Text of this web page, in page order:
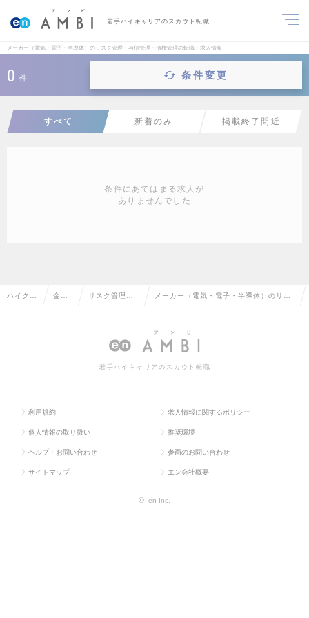
若手ハイキャリアのスカウト転職
メーカー（電気・電子・半導体）のリスク管理・与信管理・債権管理の転職・求人情報
0 件 条件変更
すべて 新着のみ 掲載終了間近
条件にあてはまる求人が
ありませんでした
ハイクラ 金融 リスク管理・ メーカー（電気・電子・半導体）のリス
人情報一覧
若手ハイキャリアのスカウト転職
利用規約 求人情報に関するポリシー
個人情報の取り扱い 推奨環境
ヘルプ・お問い合わせ 参画のお問い合わせ
サイトマップ エン会社概要
© en Inc.